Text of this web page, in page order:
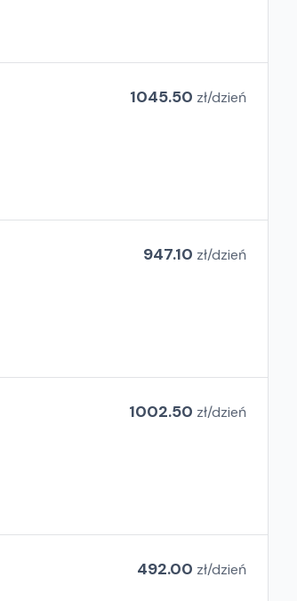
1045.50 zł/dzień
947.10 zł/dzień
1002.50 zł/dzień
492.00 zł/dzień